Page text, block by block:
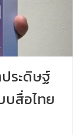
ระดิษฐ์
บสื่อไทย